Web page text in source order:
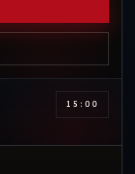
15:00